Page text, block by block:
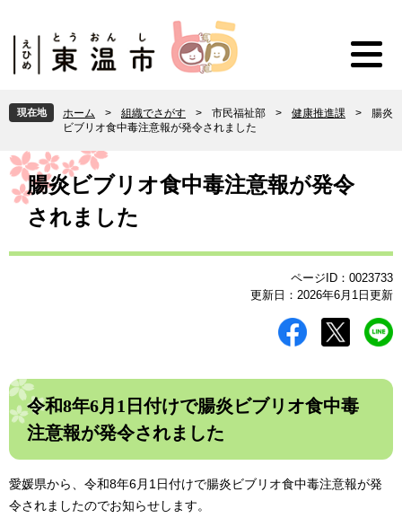
頭
で
。
飛
ば
て
本
現在地 ホーム > 組織でさがす > 市民福祉部 > 健康推進課 >
腸炎
ビブリオ食中毒注意報が発令されました
本
文 腸炎ビブリオ食中毒注意報が発令
されました
ページID：0023733
更新日：2026年6月1日更新
令和8年6月1日付けで腸炎ビブリオ食中毒
注意報が発令されました
愛媛県から、令和8年6月1日付けで腸炎ビブリオ食中毒注意報が発
令されましたのでお知らせします。